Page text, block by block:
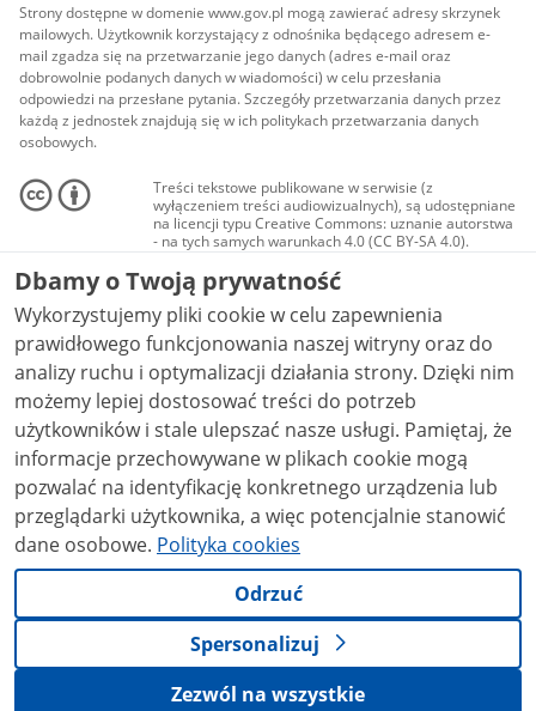
Strony dostępne w domenie www.gov.pl mogą zawierać adresy skrzynek
mailowych. Użytkownik korzystający z odnośnika będącego adresem e-
mail zgadza się na przetwarzanie jego danych (adres e-mail oraz
dobrowolnie podanych danych w wiadomości) w celu przesłania
odpowiedzi na przesłane pytania. Szczegóły przetwarzania danych przez
każdą z jednostek znajdują się w ich politykach przetwarzania danych
osobowych.
Treści tekstowe publikowane w serwisie (z
wyłączeniem treści audiowizualnych), są udostępniane
na licencji typu Creative Commons: uznanie autorstwa
- na tych samych warunkach 4.0 (CC BY-SA 4.0).
Materiały audiowizualne, w tym zdjęcia, materiały
audio i wideo, są udostępniane na licencji typu
Creative Commons: uznanie autorstwa użycie
niekomercyjne - bez utworów zależnych 4.0 (CC BY-
NC-ND 4.0), o ile nie jest to stwierdzone inaczej.
Dbamy o Twoją prywatność
Wykorzystujemy pliki cookie w celu zapewnienia
prawidłowego funkcjonowania naszej witryny oraz do
analizy ruchu i optymalizacji działania strony. Dzięki nim
możemy lepiej dostosować treści do potrzeb
użytkowników i stale ulepszać nasze usługi. Pamiętaj, że
informacje przechowywane w plikach cookie mogą
pozwalać na identyfikację konkretnego urządzenia lub
przeglądarki użytkownika, a więc potencjalnie stanowić
dane osobowe. Polityka cookies
Odrzuć
Spersonalizuj
Zezwól na wszystkie